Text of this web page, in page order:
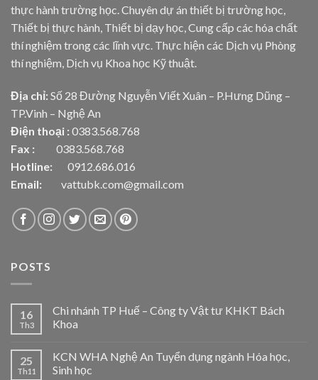
thực hành trường học. Chuyên dự án thiết bị trường học,
Thiết bị thực hành, Thiết bị dạy học, Cung cấp các hóa chất
thí nghiệm trong các lĩnh vực. Thực hiện các Dịch vụ Phòng
thí nghiệm, Dịch vụ Khoa học Kỹ thuật.
Địa chỉ: Số 28 Đường Nguyễn Viết Xuân – P.Hưng Dũng –
TP.Vinh – Nghệ An
Điện thoại : 0383.568.768
Fax : 0383.568.768
Hotline: 0912.686.016
Email:
vattubk.com@gmail.com
POSTS
16
Th3
Chi nhánh TP Huế – Công ty Vật tư KHKT Bách
Khoa
25
Th11
KCN WHA Nghệ An Tuyển dụng ngành Hóa học,
Sinh học